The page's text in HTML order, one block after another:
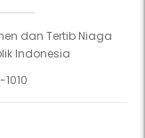
dan Tertib Niaga
Indonesia
1010